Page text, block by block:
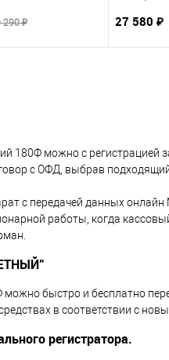
290 ₽ 27 580 ₽
180Ф можно с регистрацией
с ОФД, выбрав
с передачей данных онлайн
работы, когда
можно быстро и бесплатно
в соответствии с
регистратора.